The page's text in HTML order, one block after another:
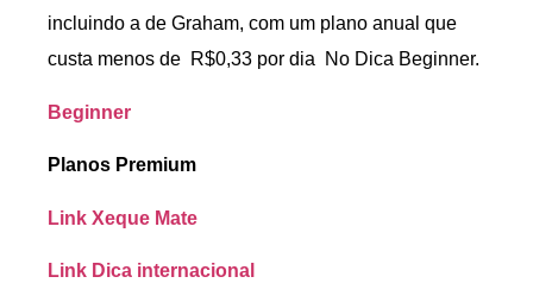
incluindo a de Graham, com um plano anual que
custa menos de R$0,33 por dia No Dica Beginner.
Beginner
Planos Premium
Link Xeque Mate
Link Dica internacional